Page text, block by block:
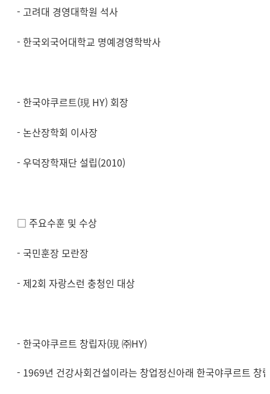
- 고려대 경영대학원 석사
- 한국외국어대학교 명예경영학박사
- 한국야쿠르트(現 HY) 회장
- 논산장학회 이사장
- 우덕장학재단 설립(2010)
□ 주요수훈 및 수상
- 국민훈장 모란장
- 제2회 자랑스런 충청인 대상
- 한국야쿠르트 창립자(現 ㈜HY)
- 1969년 건강사회건설이라는 창업정신아래 한국야쿠르트 창